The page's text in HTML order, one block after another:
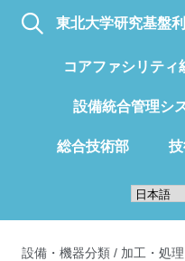
東北大学研究基盤
コアファシリティ
設備統合管理シ
総合技術部
設備・機器分類 / 加工・処理